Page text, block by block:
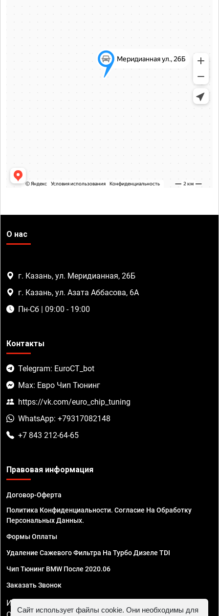
О нас
г. Казань, ул. Меридианная, 26Б
г. Казань, ул. Азата Аббасова, 6А
Пн-Сб | 09:00 - 19:00
Контакты
Telegram: EuroCT_bot
Max: Евро Чип Тюнинг
https://vk.com/euro_chip_tuning
WhatsApp: +79317082148
+7 843 212-64-65
Правовая информация
Договор-Оферта
Политика Конфиденциальности. Согласие На Обработку
Персональных Данных.
Формы Оплаты
Удаление Сажевого Фильтра На Турбо Дизеле TDI
Чип Тюнинг BMW После 2020.06
Заказать Звонок
ИП Смирнов Георгий Павлович. ИНН 781302555843,
Сайт использует файлы cookie. Они необходимы для